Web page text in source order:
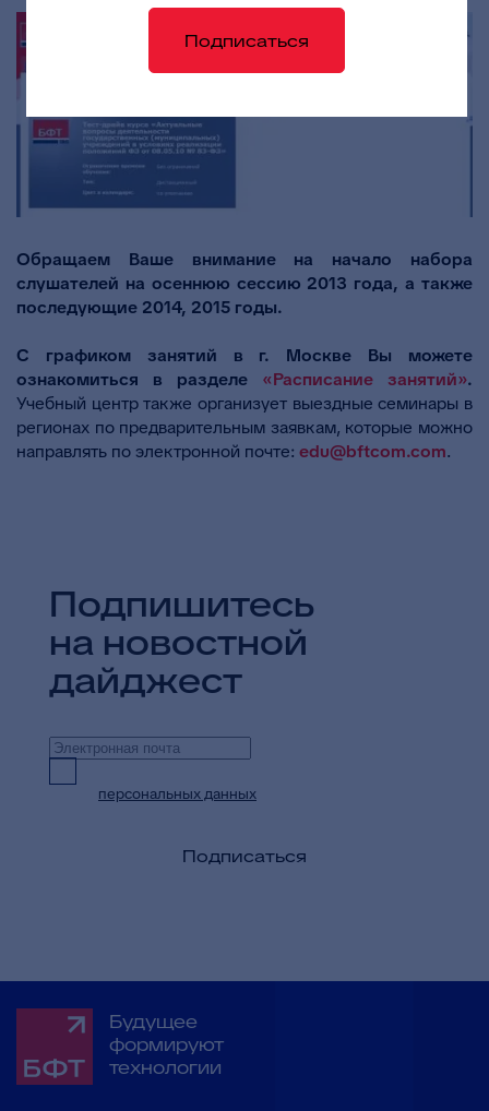
Обращаем Ваше внимание на начало набора
слушателей на осеннюю сессию 2013 года, а также
последующие 2014, 2015 годы.
С графиком занятий в г. Москве Вы можете
ознакомиться в разделе «Расписание занятий».
Учебный центр также организует выездные семинары в
регионах по предварительным заявкам, которые можно
направлять по электронной почте: edu@bftcom.com.
Подпишитесь
на новостной
дайджест
персональных данных
Подписаться
Будущее
формируют
технологии
Подписаться